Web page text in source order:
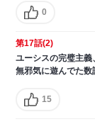
0
第17話(2)
ユーシスの完璧主
無邪気に遊んでた
15